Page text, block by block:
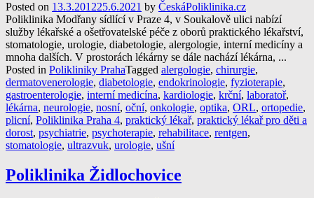
Posted on 13.3.201225.6.2021 by ČeskáPoliklinika.cz
Poliklinika Modřany sídlící v Praze 4, v Soukalově ulici nabízí
služby lékařské a ošetřovatelské péče z oborů praktického lékařství,
stomatologie, urologie, diabetologie, alergologie, interní medicíny a
mnoha dalších. V prostorách lékárny se dále nachází lékárna, ...
Posted in Polikliniky PrahaTagged alergologie, chirurgie,
dermatovenerologie, diabetologie, endokrinologie, fyzioterapie,
gastroenterologie, interní medicína, kardiologie, krční, laboratoř,
lékárna, neurologie, nosní, oční, onkologie, optika, ORL, ortopedie,
plicní, Poliklinika Praha 4, praktický lékař, praktický lékař pro děti a
dorost, psychiatrie, psychoterapie, rehabilitace, rentgen,
stomatologie, ultrazvuk, urologie, ušní
Poliklinika Židlochovice